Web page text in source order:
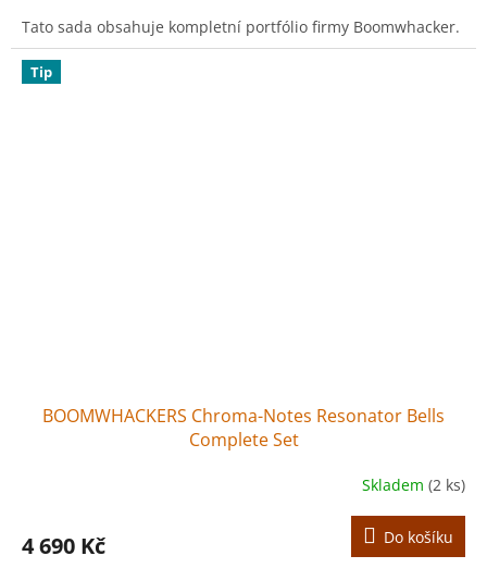
Tato sada obsahuje kompletní portfólio firmy Boomwhacker.
Tip
BOOMWHACKERS Chroma-Notes Resonator Bells
Complete Set
Skladem (2 ks)
4 690 Kč Do košíku